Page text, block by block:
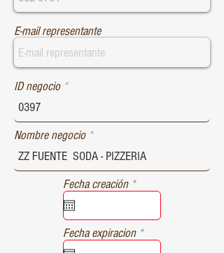
E-mail representante
ID negocio
Nombre negocio
Fecha creación *r
e
u
i
Fecha expiracion *r
e